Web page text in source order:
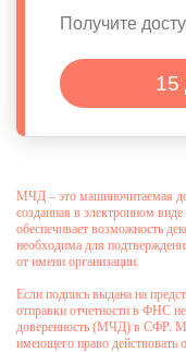
Получите
15
МЧД – это машиночитаемая
созданная в электронном
обеспечивает возможность
необходима для
от имени организации.
Если подпись выдана на
отправки отчетности в ФНС
доверенность (МЧД) в СФР.
имеющего право